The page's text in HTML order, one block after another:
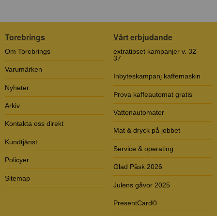
Torebrings
Om Torebrings
Varumärken
Nyheter
Arkiv
Kontakta oss direkt
Kundtjänst
Policyer
Sitemap
Vårt erbjudande
extratipset kampanjer v. 32-
37
Inbyteskampanj kaffemaskin
Prova kaffeautomat gratis
Vattenautomater
Mat & dryck på jobbet
Service & operating
Glad Påsk 2026
Julens gåvor 2025
PresentCard©